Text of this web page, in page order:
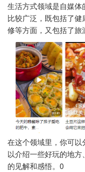
生活方式领域是自媒
比较广泛，既包括了
修等方面，又包括了旅
在这个领域里，你可
以介绍一些好玩的地
的见解和感悟。0